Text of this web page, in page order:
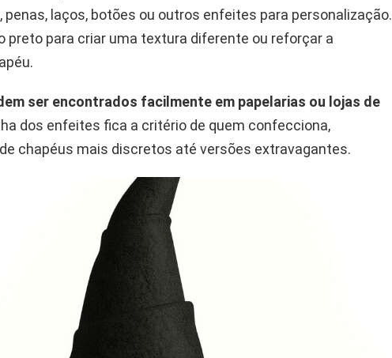
, penas, laços, botões ou outros enfeites para personalização.
preto para criar uma textura diferente ou reforçar a
ser encontrados facilmente em papelarias ou lojas de
dos enfeites fica a critério de quem confecciona,
chapéus mais discretos até versões extravagantes.